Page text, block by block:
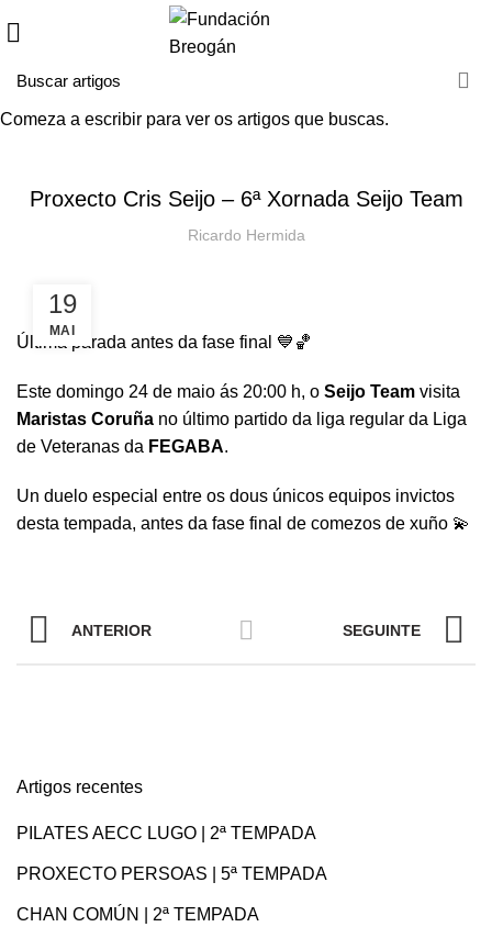
HOME NOVAS
Proxecto Cris Seijo – 6ª Xornada Seijo Team
Ricardo Hermida
19
MAI
Última parada antes da fase final 💙🏀
Este domingo 24 de maio ás 20:00 h, o Seijo Team visita
Maristas Coruña no último partido da liga regular da Liga
de Veteranas da FEGABA.
Un duelo especial entre os dous únicos equipos invictos
desta tempada, antes da fase final de comezos de xuño 💫
ANTERIOR SEGUINTE
Artigos recentes
PILATES AECC LUGO | 2ª TEMPADA
PROXECTO PERSOAS | 5ª TEMPADA
CHAN COMÚN | 2ª TEMPADA
Comeza a escribir para ver os artigos que buscas.